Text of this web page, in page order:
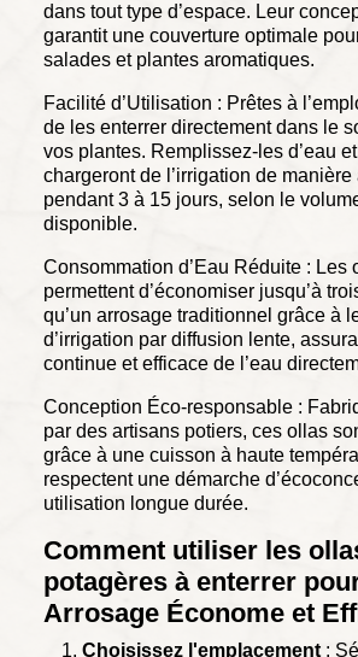
dans tout type d’espace. Leur
garantit une couverture optimale
salades et plantes aromatiques.
Facilité d’Utilisation : Prêtes à
de les enterrer directement dans le
vos plantes. Remplissez-les d’eau
chargeront de l’irrigation de
pendant 3 à 15 jours, selon le
disponible.
Consommation d’Eau Réduite : Les
permettent d’économiser jusqu’à
qu’un arrosage traditionnel grâce à
d’irrigation par diffusion lente,
continue et efficace de l’eau
Conception Éco-responsable :
par des artisans potiers, ces ollas
grâce à une cuisson à haute
respectent une démarche
utilisation longue durée.
Comment utiliser les
potagères à enterrer
Arrosage Économe et
Choisissez l'emplacement :